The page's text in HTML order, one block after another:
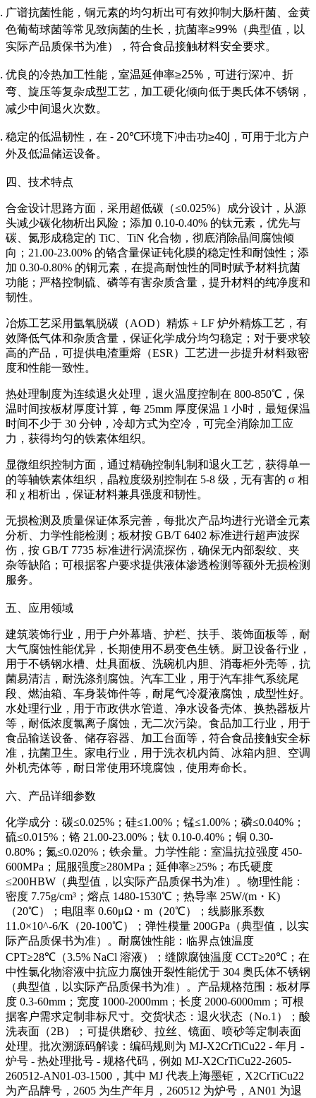
广谱抗菌性能，铜元素的均匀析出可有效抑制大肠杆菌、金黄
色葡萄球菌等常见致病菌的生长，抗菌率≥99%（典型值，以
实际产品质保书为准），符合食品接触材料安全要求。
优良的冷热加工性能，室温延伸率≥25%，可进行深冲、折
弯、旋压等复杂成型工艺，加工硬化倾向低于奥氏体不锈钢，
减少中间退火次数。
稳定的低温韧性，在 - 20℃环境下冲击功≥40J，可用于北方户
外及低温储运设备。
四、技术特点
合金设计思路方面，采用超低碳（≤0.025%）成分设计，从源
头减少碳化物析出风险；添加 0.10-0.40% 的钛元素，优先与
碳、氮形成稳定的 TiC、TiN 化合物，彻底消除晶间腐蚀倾
向；21.00-23.00% 的铬含量保证钝化膜的稳定性和耐蚀性；添
加 0.30-0.80% 的铜元素，在提高耐蚀性的同时赋予材料抗菌
功能；严格控制硫、磷等有害杂质含量，提升材料的纯净度和
韧性。
冶炼工艺采用氩氧脱碳（AOD）精炼 + LF 炉外精炼工艺，有
效降低气体和杂质含量，保证化学成分均匀稳定；对于要求较
高的产品，可提供电渣重熔（ESR）工艺进一步提升材料致密
度和性能一致性。
热处理制度为连续退火处理，退火温度控制在 800-850℃，保
温时间按板材厚度计算，每 25mm 厚度保温 1 小时，最短保温
时间不少于 30 分钟，冷却方式为空冷，可完全消除加工应
力，获得均匀的铁素体组织。
显微组织控制方面，通过精确控制轧制和退火工艺，获得单一
的等轴铁素体组织，晶粒度级别控制在 5-8 级，无有害的 σ 相
和 χ 相析出，保证材料兼具强度和韧性。
无损检测及质量保证体系完善，每批次产品均进行光谱全元素
分析、力学性能检测；板材按 GB/T 6402 标准进行超声波探
伤，按 GB/T 7735 标准进行涡流探伤，确保无内部裂纹、夹
杂等缺陷；可根据客户要求提供液体渗透检测等额外无损检测
服务。
五、应用领域
建筑装饰行业，用于户外幕墙、护栏、扶手、装饰面板等，耐
大气腐蚀性能优异，长期使用不易变色生锈。厨卫设备行业，
用于不锈钢水槽、灶具面板、洗碗机内胆、消毒柜外壳等，抗
菌易清洁，耐洗涤剂腐蚀。汽车工业，用于汽车排气系统尾
段、燃油箱、车身装饰件等，耐尾气冷凝液腐蚀，成型性好。
水处理行业，用于市政供水管道、净水设备壳体、换热器板片
等，耐低浓度氯离子腐蚀，无二次污染。食品加工行业，用于
食品输送设备、储存容器、加工台面等，符合食品接触安全标
准，抗菌卫生。家电行业，用于洗衣机内筒、冰箱内胆、空调
外机壳体等，耐日常使用环境腐蚀，使用寿命长。
六、产品详细参数
化学成分：碳≤0.025%；硅≤1.00%；锰≤1.00%；磷≤0.040%；
硫≤0.015%；铬 21.00-23.00%；钛 0.10-0.40%；铜 0.30-
0.80%；氮≤0.020%；铁余量。力学性能：室温抗拉强度 450-
600MPa；屈服强度≥280MPa；延伸率≥25%；布氏硬度
≤200HBW（典型值，以实际产品质保书为准）。物理性能：
密度 7.75g/cm³；熔点 1480-1530℃；热导率 25W/(m・K)
（20℃）；电阻率 0.60μΩ・m（20℃）；线膨胀系数
11.0×10^-6/K（20-100℃）；弹性模量 200GPa（典型值，以实
际产品质保书为准）。耐腐蚀性能：临界点蚀温度
CPT≥28℃（3.5% NaCl 溶液）；缝隙腐蚀温度 CCT≥20℃；在
中性氯化物溶液中抗应力腐蚀开裂性能优于 304 奥氏体不锈钢
（典型值，以实际产品质保书为准）。产品规格范围：板材厚
度 0.3-60mm；宽度 1000-2000mm；长度 2000-6000mm；可根
据客户需求定制非标尺寸。交货状态：退火状态（No.1）；酸
洗表面（2B）；可提供磨砂、拉丝、镜面、喷砂等定制表面
处理。批次溯源码解读：编码规则为 MJ-X2CrTiCu22 - 年月 -
炉号 - 热处理批号 - 规格代码，例如 MJ-X2CrTiCu22-2605-
260512-AN01-03-1500，其中 MJ 代表上海墨钜，X2CrTiCu22
为产品牌号，2605 为生产年月，260512 为炉号，AN01 为退